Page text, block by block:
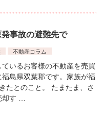
事故の避難先で
不動産コラム
いるお客様の不動産を売買
島県双葉郡です。家族が福
たとのこと。 たまたま、さ
す …